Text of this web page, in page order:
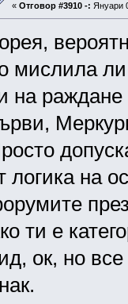
« Отговор #3910 -: Януари
мислила
на
логика на
ти е
ок, но